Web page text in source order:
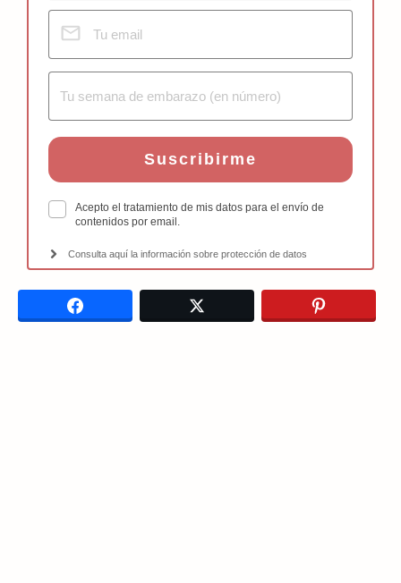
Suscribirme
Acepto el tratamiento de mis datos para el envío de
contenidos por email.
Consulta aquí la información sobre protección de datos